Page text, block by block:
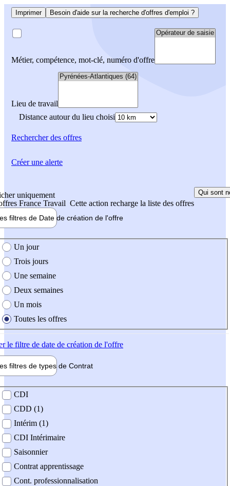
Imprimer Besoin d'aide sur la recherche d'offres d'emploi ?
Métier, compétence, mot-clé, numéro d'offre
Lieu de travail
Distance autour du lieu choisi
Rechercherdes offres
uniquement
France Travail Cette action recharge la liste des offres
Qui sont
filtres de Date de création de l'offre
création de l'offre
Un jour
Trois jours
Une semaine
Deux semaines
Un mois
Toutes les offres
le filtre de date de création de l'offre
filtres de types de Contrat
contrat
CDI
CDD (1)
Intérim (1)
CDI Intérimaire
Saisonnier
Contrat apprentissage
Cont. professionnalisation
Créer une alerte